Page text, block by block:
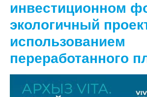
инвестиционном
экологичный
использованием
переработанного